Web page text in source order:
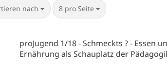
nach
nach 8 pro Seite
pro Seite
proJugend 1/18 - Schmeckts ? - Essen
Ernährung als Schauplatz der